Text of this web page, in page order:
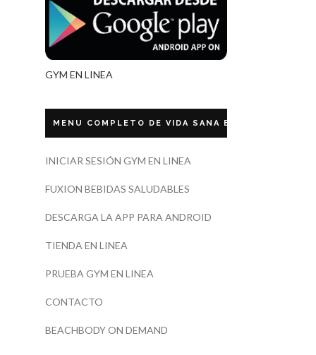
GYM EN LINEA
MENU COMPLETO DE VIDA SANA ECUADOR
INICIAR SESIÓN GYM EN LINEA
FUXION BEBIDAS SALUDABLES
DESCARGA LA APP PARA ANDROID
TIENDA EN LINEA
PRUEBA GYM EN LINEA
CONTACTO
BEACHBODY ON DEMAND